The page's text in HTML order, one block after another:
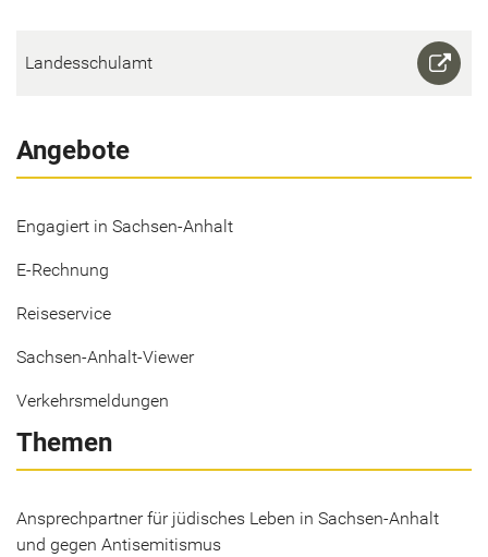
Lan­des­schul­amt
Angebote
Engagiert in Sachsen-Anhalt
E-Rechnung
Reiseservice
Sachsen-Anhalt-Viewer
Verkehrsmeldungen
Themen
Ansprechpartner für jüdisches Leben in Sachsen-Anhalt
und gegen Antisemitismus